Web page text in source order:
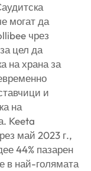
могат да
чрез
цел да
на храна за
и
на
Keeta
май 2023 г.,
44% пазарен
в най-голямата